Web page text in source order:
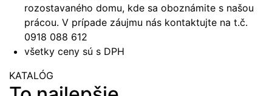
rozostavaného domu, kde sa oboznámite s našou
prácou. V prípade záujmu nás kontaktujte na t.č.
0918 088 612
všetky ceny sú s DPH
KATALÓG